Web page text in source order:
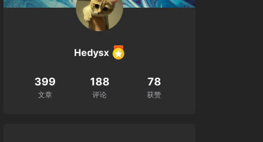
Hedysx
399
文章
188
评论
78
获赞